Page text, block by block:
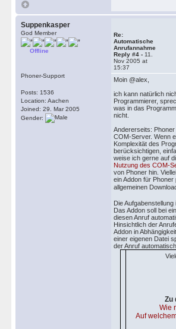
Suppenkasper
God Member
Offline
Phoner-Support
Posts: 1536
Location: Aachen
Joined: 29. Mar 2005
Gender:
Re:
Automatische
Anrufannahme
Reply #4 - 11.
Nov 2005 at
15:37
Moin @alex,
ich kann natürlich
Programmierer,
was in das
nicht.
Andererseits:
COM-Server. Wenn
Komplexität des
berücksichtigen,
weise ich gerne auf
Nutzung des COM-
von Phoner hin.
ein Addon für
allgemeinen
Die
Das Addon soll bei
diesen Anruf
Hinsichtlich der
Addon in
einer eigenen Datei
der Anruf
Zu
Wie
Auf